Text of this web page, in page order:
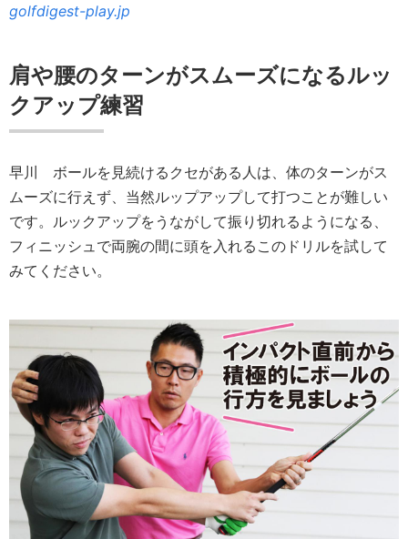
golfdigest-play.jp
肩や腰のターンがスムーズになるルッ
クアップ練習
早川 ボールを見続けるクセがある人は、体のターンがス
ムーズに行えず、当然ルップアップして打つことが難しい
です。ルックアップをうながして振り切れるようになる、
フィニッシュで両腕の間に頭を入れるこのドリルを試して
みてください。